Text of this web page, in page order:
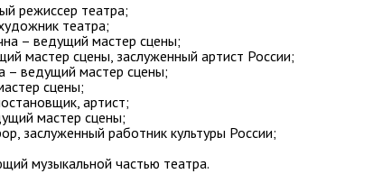
режиссер театра;
театра;
– ведущий мастер сцены;
мастер сцены, заслуженный артист России;
– ведущий мастер сцены;
сцены;
артист;
мастер сцены;
заслуженный работник культуры России;
музыкальной частью театра.